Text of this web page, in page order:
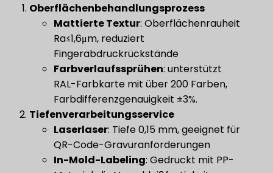
Oberflächenbehandlungsprozess
​Mattierte Textur​​: Oberflächenrauheit
Ra≤1,6μm, reduziert
Fingerabdruckrückstände
Farbverlaufssprühen​: unterstützt
RAL-Farbkarte mit über 200 Farben,
Farbdifferenzgenauigkeit ±3%.
​Tiefenverarbeitungsservice​
​Laserlaser​​: Tiefe 0,15 mm, geeignet für
QR-Code-Gravuranforderungen
​In-Mold-Labeling​​: Gedruckt mit PP-